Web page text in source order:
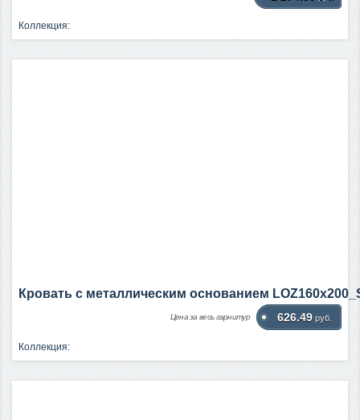
Коллекция:
Кровать c металлическим основанием
Цена за весь гарнитур 626.49 руб.
Коллекция: